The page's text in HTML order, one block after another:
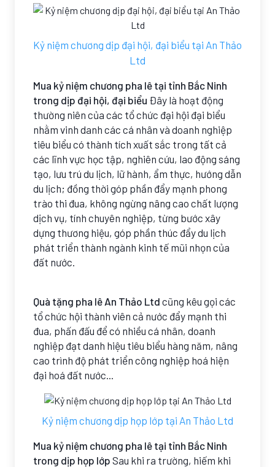
Kỷ niệm chương dịp đại hội, đại biểu tại An Thảo
Ltd
Mua kỷ niệm chương pha lê tại tỉnh Bắc Ninh
trong dịp đại hội, đại biểu Đây là hoạt động
thường niên của các tổ chức đại hội đại biểu
nhằm vinh danh các cá nhân và doanh nghiệp
tiêu biểu có thành tích xuất sắc trong tất cả
các lĩnh vực học tập, nghiên cứu, lao động sáng
tạo, lưu trú du lịch, lữ hành, ẩm thực, hướng dẫn
du lịch; đồng thời góp phần đẩy mạnh phong
trào thi đua, không ngừng nâng cao chất lượng
dịch vụ, tính chuyên nghiệp, từng bước xây
dựng thương hiệu, góp phần thúc đẩy du lịch
phát triển thành ngành kinh tế mũi nhọn của
đất nước.
Quà tặng pha lê An Thảo Ltd cũng kêu gọi các
tổ chức hội thành viên cả nước đẩy mạnh thi
đua, phấn đấu để có nhiều cá nhân, doanh
nghiệp đạt danh hiệu tiêu biểu hàng năm, nâng
cao trình độ phát triển công nghiệp hoá hiện
đại hoá đất nước...
Kỷ niệm chương dịp họp lớp tại An Thảo Ltd
Mua kỷ niệm chương pha lê tại tỉnh Bắc Ninh
trong dịp họp lớp Sau khi ra trường, hiếm khi